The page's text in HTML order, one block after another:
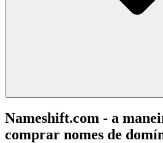
Nameshift.com - a
comprar nomes de